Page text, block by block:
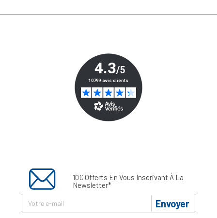
10€ Offerts En Vous Inscrivant À La
Newsletter*
Envoyer